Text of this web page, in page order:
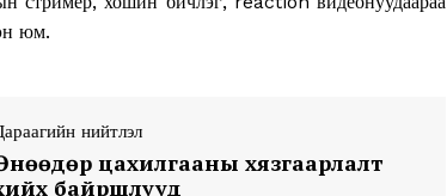
юм.
нийтлэл
цахилгааны хязгаарлалт
байршлууд